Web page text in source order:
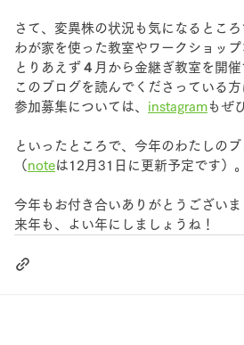
さて、変異株の状況も気になるところ
わが家を使った教室やワークショッ
とりあえず４月から金継ぎ教室を開
このブログを読んでくださっている
参加募集については、 instagram もぜ
といったところで、今年のわたしの
（ noteは12月31日に更新予定です）。
今年もお付き合いありがとうございま
来年も、よい年にしましょうね！